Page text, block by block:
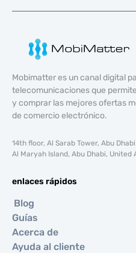
Mobimatter es un canal digital
telecomunicaciones que
y comprar las mejores ofertas
de comercio electrónico.
14th floor, Al Sarab Tower, Abu
Al Maryah Island, Abu Dhabi, United
enlaces rápidos
Blog
Guías
Acerca de
Ayuda al cliente